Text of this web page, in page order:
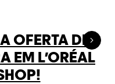
OFERTA DE
EM L’ORÉAL